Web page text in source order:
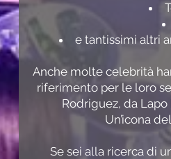
e tantissimi altri
Anche molte celebrità
riferimento per le loro
Rodriguez, da Lapo
Un’icona
Se sei alla ricerca di